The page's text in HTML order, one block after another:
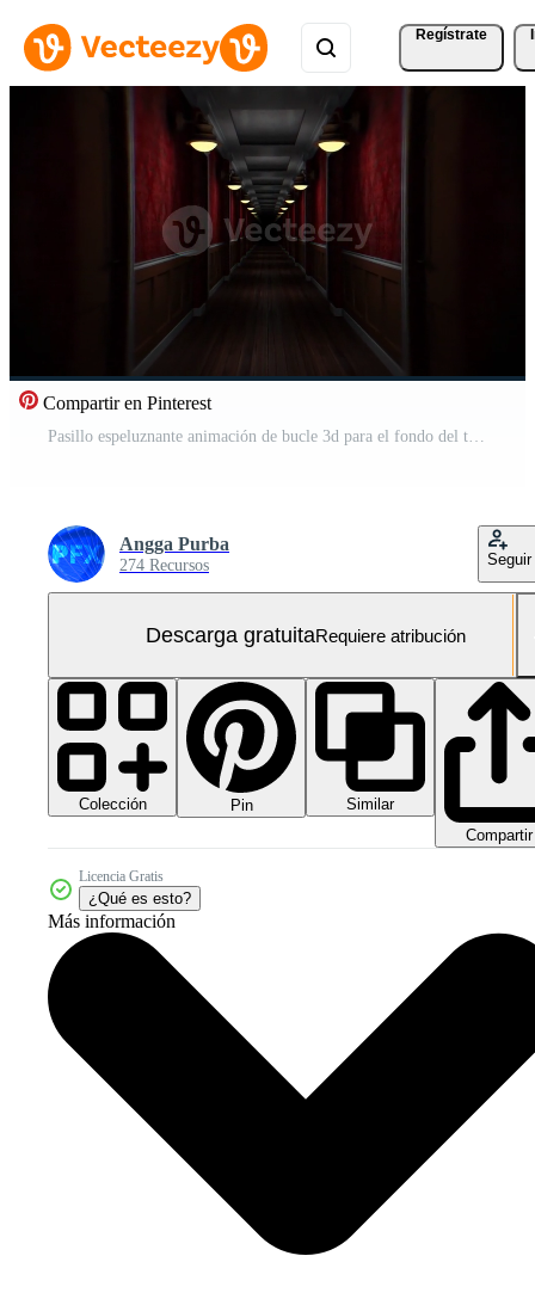
Regístrate
Compartir en Pinterest
Pasillo espeluznante animación de bucle 3d para el fondo del tema de halloween Vídeo Gratis
Angga Purba
274 Recursos Seguir
Descarga gratuitaRequiere atribución
Colección Pin
Similar
Compartir
Licencia Gratis
¿Qué es esto?
Más información